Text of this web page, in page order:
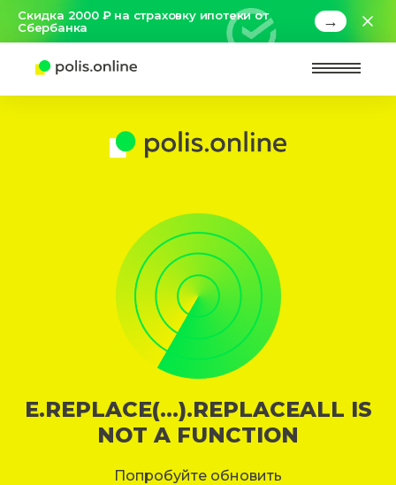
Скидка 2000 ₽ на страховку ипотеки от
Сбербанка
→
E.REPLACE(...).REPLACEALL IS
NOT A FUNCTION
Попробуйте обновить